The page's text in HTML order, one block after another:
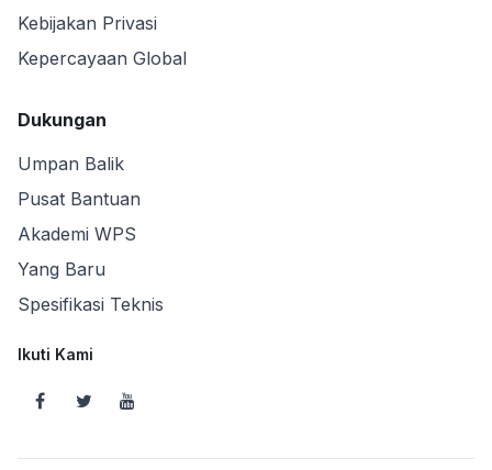
Kebijakan Privasi
Kepercayaan Global
Dukungan
Umpan Balik
Pusat Bantuan
Akademi WPS
Yang Baru
Spesifikasi Teknis
Ikuti Kami